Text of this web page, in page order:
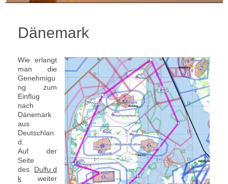
Dänemark
Wie erlangt
man die
Genehmigu
ng zum
Einflug
nach
Dänemark
aus
Deutschlan
d.
Auf der
Seite
des Dulfu.d
k weiter